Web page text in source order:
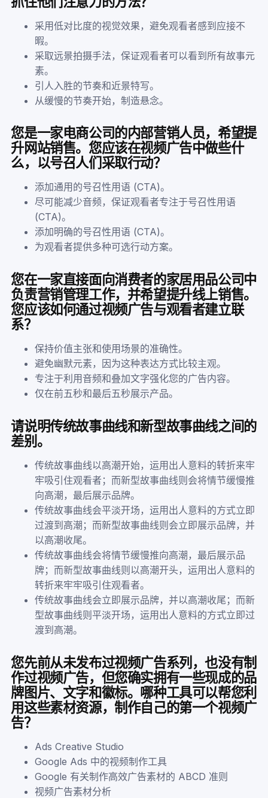
采用低对比度的视觉效果，避免观看者感到应接不
暇。
采取远景拍摄手法，保证观看者可以看到所有故事元
素。
引人入胜的节奏和近景特写。
从缓慢的节奏开始，制造悬念。
您是一家电商公司的内部营销人员，希望提
升网站销售。您应该在视频广告中做些什
么，以号召人们采取行动？
添加通用的号召性用语 (CTA)。
尽可能减少音频，保证观看者专注于号召性用语
(CTA)。
添加明确的号召性用语 (CTA)。
为观看者提供多种可选行动方案。
您在一家直接面向消费者的家居用品公司中
负责营销管理工作，并希望提升线上销售。
您应该如何通过视频广告与观看者建立联
系？
保持价值主张和使用场景的准确性。
避免幽默元素，因为这种表达方式比较主观。
专注于利用音频和叠加文字强化您的广告内容。
仅在前五秒和最后五秒展示产品。
请说明传统故事曲线和新型故事曲线之间的
差别。
传统故事曲线以高潮开始，运用出人意料的转折来牢
牢吸引住观看者；而新型故事曲线则会将情节缓慢推
向高潮，最后展示品牌。
传统故事曲线会平淡开场，运用出人意料的方式立即
过渡到高潮；而新型故事曲线则会立即展示品牌，并
以高潮收尾。
传统故事曲线会将情节缓慢推向高潮，最后展示品
牌；而新型故事曲线则以高潮开头，运用出人意料的
转折来牢牢吸引住观看者。
传统故事曲线会立即展示品牌，并以高潮收尾；而新
型故事曲线则平淡开场，运用出人意料的方式立即过
渡到高潮。
您先前从未发布过视频广告系列，也没有制
作过视频广告，但您确实拥有一些现成的品
牌图片、文字和徽标。哪种工具可以帮您利
用这些素材资源，制作自己的第一个视频广
告？
Ads Creative Studio
Google Ads 中的视频制作工具
Google 有关制作高效广告素材的 ABCD 准则
视频广告素材分析